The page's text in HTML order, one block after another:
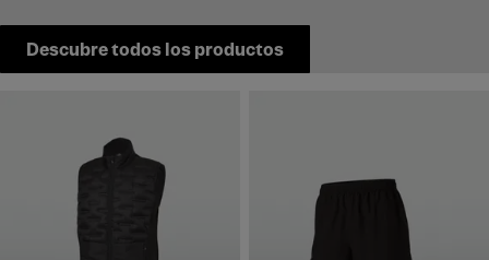
Descubre todos los productos